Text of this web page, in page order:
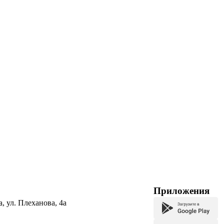
ул. Плеханова, 4а
Приложения